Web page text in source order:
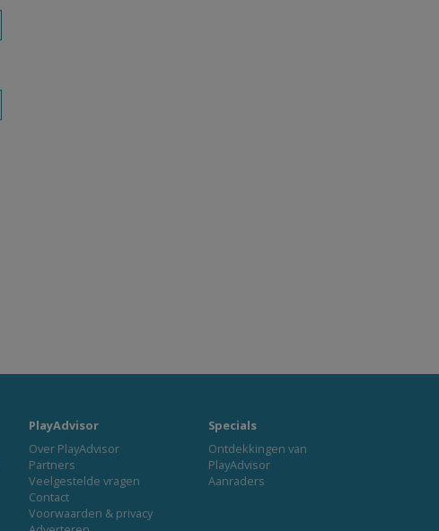
PlayAdvisor
Over PlayAdvisor
Partners
Veelgestelde vragen
Contact
Voorwaarden & privacy
Specials
Ontdekkingen van
PlayAdvisor
Aanraders